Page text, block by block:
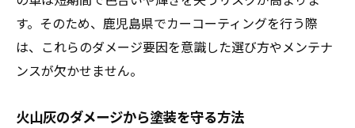
す。そのため、鹿児島県でカーコーティングを行う際
は、これらのダメージ要因を意識した選び方やメンテナ
ンスが欠かせません。
火山灰のダメージから塗装を守る方法